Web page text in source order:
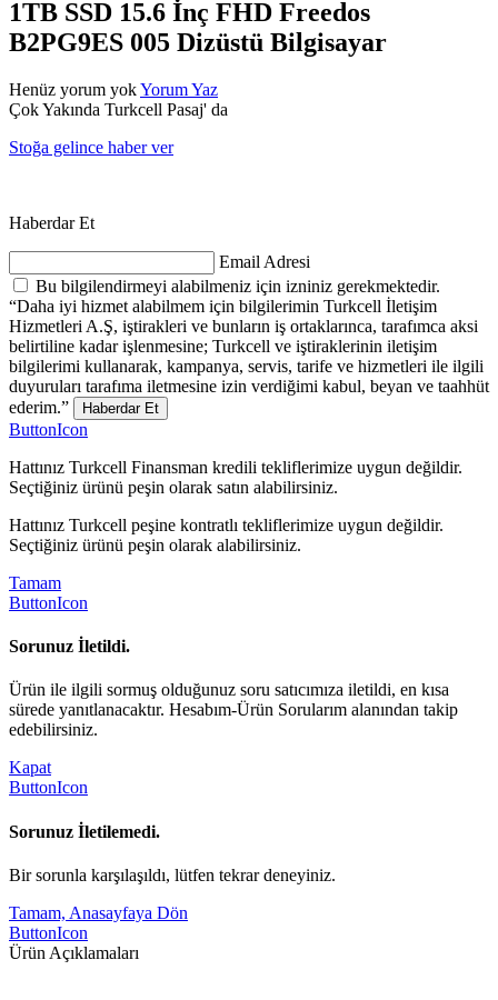
1TB SSD 15.6 İnç FHD Freedos
B2PG9ES 005 Dizüstü Bilgisayar
Henüz yorum yokYorum Yaz
Çok Yakında Turkcell Pasaj' da
Stoğa gelince haber ver
Haberdar Et
Email Adresi
Bu bilgilendirmeyi alabilmeniz için izniniz gerekmektedir.
“Daha iyi hizmet alabilmem için bilgilerimin Turkcell İletişim
Hizmetleri A.Ş, iştirakleri ve bunların iş ortaklarınca, tarafımca aksi
belirtiline kadar işlenmesine; Turkcell ve iştiraklerinin iletişim
bilgilerimi kullanarak, kampanya, servis, tarife ve hizmetleri ile ilgili
duyuruları tarafıma iletmesine izin verdiğimi kabul, beyan ve taahhüt
ederim.”
Haberdar Et
ButtonIcon
Hattınız Turkcell Finansman kredili tekliflerimize uygun değildir.
Seçtiğiniz ürünü peşin olarak satın alabilirsiniz.
Hattınız Turkcell peşine kontratlı tekliflerimize uygun değildir.
Seçtiğiniz ürünü peşin olarak alabilirsiniz.
Tamam
ButtonIcon
Sorunuz İletildi.
Ürün ile ilgili sormuş olduğunuz soru satıcımıza iletildi, en kısa
sürede yanıtlanacaktır. Hesabım-Ürün Sorularım alanından takip
edebilirsiniz.
Kapat
ButtonIcon
Sorunuz İletilemedi.
Bir sorunla karşılaşıldı, lütfen tekrar deneyiniz.
Tamam, Anasayfaya Dön
ButtonIcon
Ürün Açıklamaları